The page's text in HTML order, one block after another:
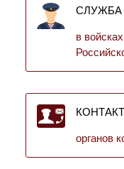
СЛУЖБА
в
органов